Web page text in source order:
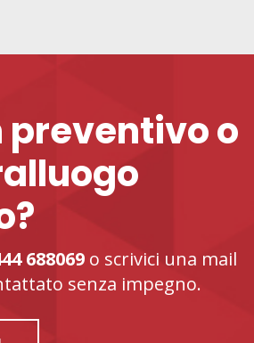
preventivo o
688069 o scrivici una mail
senza impegno.